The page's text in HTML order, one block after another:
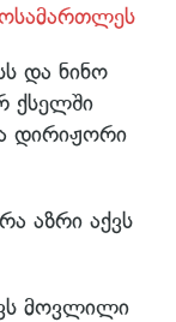
და ნინო
ქსელში
დირიჟორი
აზრი აქვს
მოვლილი